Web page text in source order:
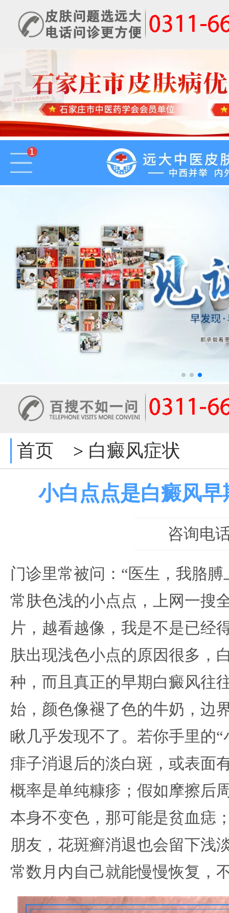
首页 > 白癜风症状
小白点点是白癜风
咨询电
门诊里常被问：“医生，我胳
常肤色浅的小点点，上网一搜
片，越看越像，我是不是已经
肤出现浅色小点的原因很多，
种，而且真正的早期白癜风往
始，颜色像褪了色的牛奶，边
瞅几乎发现不了。若你手里的
痱子消退后的淡白斑，或表面
概率是单纯糠疹；假如摩擦后
本身不变色，那可能是贫血痣
朋友，花斑癣消退也会留下浅
常数月内自己就能慢慢恢复，